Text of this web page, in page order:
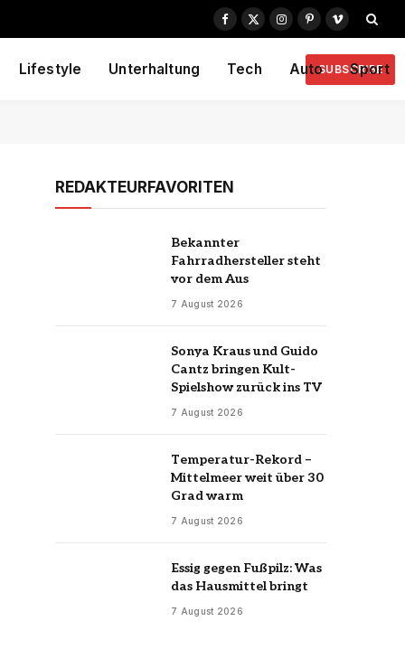
Facebook
X
Instagram
PinterestVimeo
Lifestyle Unterhaltung Tech Auto Sport
SUBSCRIBE
REDAKTEURFAVORITEN
Bekannter
Fahrradhersteller steht
vor dem Aus
7 August 2026
Sonya Kraus und Guido
Cantz bringen Kult-
Spielshow zurück ins TV
7 August 2026
Temperatur-Rekord –
Mittelmeer weit über 30
Grad warm
7 August 2026
Essig gegen Fußpilz: Was
das Hausmittel bringt
7 August 2026